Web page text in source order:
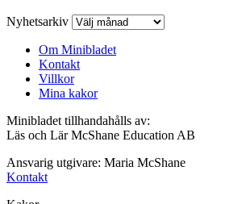
Nyhetsarkiv
Om Minibladet
Kontakt
Villkor
Mina kakor
Minibladet tillhandahålls av:
Läs och Lär McShane Education AB
Ansvarig utgivare: Maria McShane
Kontakt